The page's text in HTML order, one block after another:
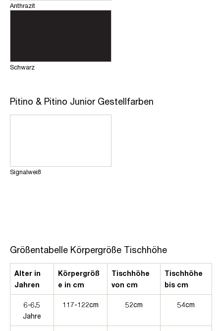
Anthrazit
Schwarz
Pitino & Pitino Junior Gestellfarben
Signalweiß
Größentabelle Körpergröße Tischhöhe
Alter in
Jahren
Körpergröß
e in cm
Tischhöhe
von cm
Tischhöhe
bis cm
6-6,5
Jahre
117-122cm 52cm 54cm